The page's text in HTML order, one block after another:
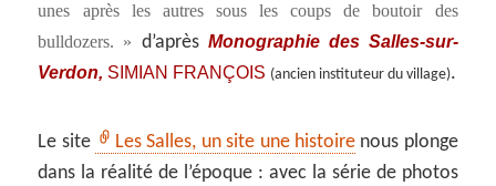
unes après les autres sous les coups de boutoir des
bulldozers. » d’après Monographie des Salles-sur-
Verdon, SIMIAN FRANÇOIS (ancien instituteur du village).
Le site Les Salles, un site une histoirenous plonge
dans la réalité de l’époque : avec la série de photos